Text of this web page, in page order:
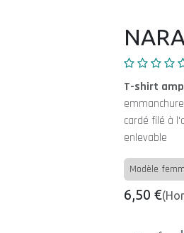
T-shirt
cardé filé à
enlevable
Modèle
6,50 €